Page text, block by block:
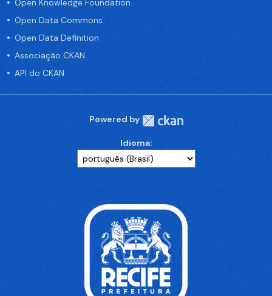
Open Knowledge Foundation
Open Data Commons
Open Data Definition
Associação CKAN
API do CKAN
Powered by
Idioma